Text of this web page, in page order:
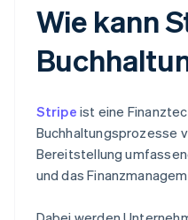
Wie kann
Stripe ist eine
Buchhaltungsprozesse
Bereitstellung
und das